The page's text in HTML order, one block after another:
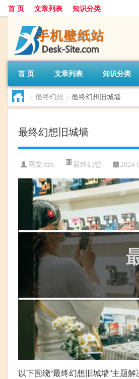
首 页 文章列表 知识分类
首 页 文章列表 知识分类
> 最终幻想 > 最终幻想旧城墙
最终幻想旧城墙
网友:zzh 最终幻想 2024-
以下围绕“最终幻想旧城墙”主题